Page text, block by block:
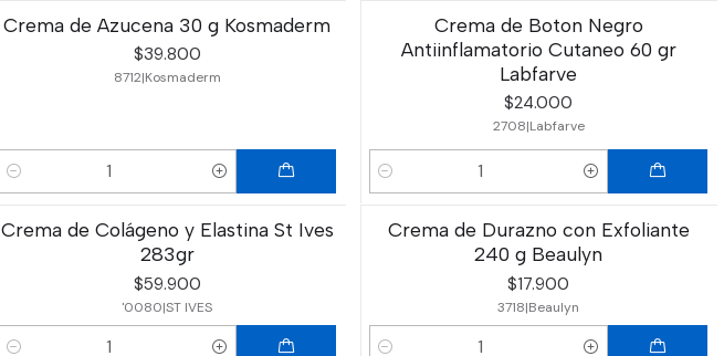
Crema de Azucena 30 g Kosmaderm
$39.800
8712|Kosmaderm
Cantidad
Crema de Boton Negro
Antiinflamatorio Cutaneo 60 gr
Labfarve
$24.000
2708|Labfarve
Cantidad
Crema de Colágeno y Elastina St Ives
283gr
$59.900
'0080|ST IVES
Crema de Durazno con Exfoliante
240 g Beaulyn
$17.900
3718|Beaulyn